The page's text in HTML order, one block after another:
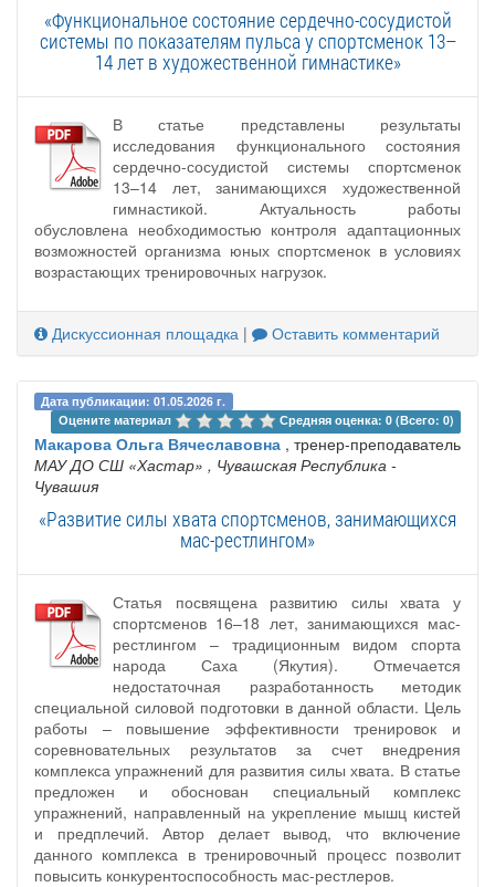
«Функциональное состояние сердечно-сосудистой
системы по показателям пульса у спортсменок 13–
14 лет в художественной гимнастике»
В статье представлены результаты
исследования функционального состояния
сердечно-сосудистой системы спортсменок
13–14 лет, занимающихся художественной
гимнастикой. Актуальность работы
обусловлена необходимостью контроля адаптационных
возможностей организма юных спортсменок в условиях
возрастающих тренировочных нагрузок.
Дискуссионная площадка | Оставить комментарий
Дата публикации: 01.05.2026 г.
Оцените материал
Средняя оценка: 0 (Всего: 0)
Макарова Ольга Вячеславовна , тренер-преподаватель
МАУ ДО СШ «Хастар» , Чувашская Республика -
Чувашия
«Развитие силы хвата спортсменов, занимающихся
мас-рестлингом»
Статья посвящена развитию силы хвата у
спортсменов 16–18 лет, занимающихся мас-
рестлингом – традиционным видом спорта
народа Саха (Якутия). Отмечается
недостаточная разработанность методик
специальной силовой подготовки в данной области. Цель
работы – повышение эффективности тренировок и
соревновательных результатов за счет внедрения
комплекса упражнений для развития силы хвата. В статье
предложен и обоснован специальный комплекс
упражнений, направленный на укрепление мышц кистей
и предплечий. Автор делает вывод, что включение
данного комплекса в тренировочный процесс позволит
повысить конкурентоспособность мас-рестлеров.